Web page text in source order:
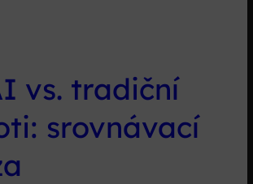
vs. tradiční
srovnávací